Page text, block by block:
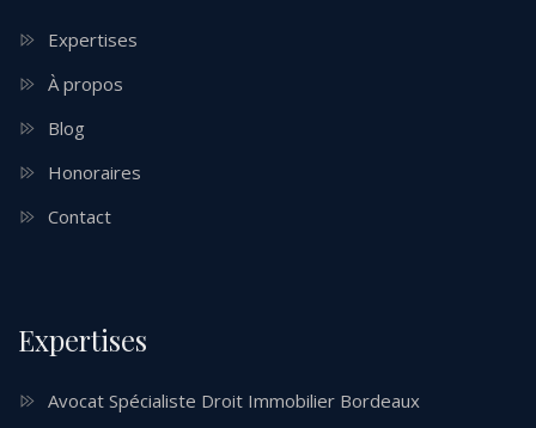
Expertises
À propos
Blog
Honoraires
Contact
Expertises
Avocat Spécialiste Droit Immobilier Bordeaux